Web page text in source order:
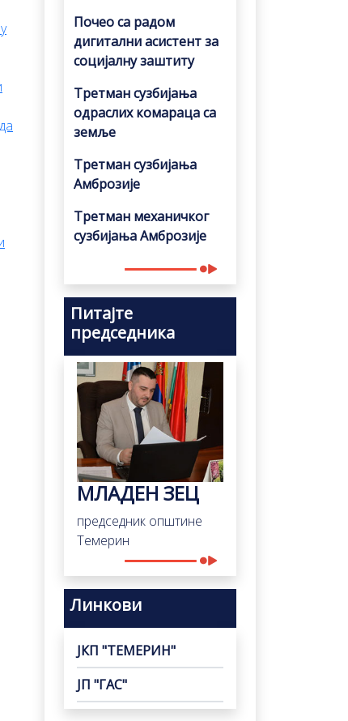
Почео са радом
дигитални асистент за
социјалну заштиту
Третман сузбијања
одраслих комараца са
земље
Третман сузбијања
Амброзије
Третман механичког
сузбијања Амброзије
Питајте
председника
МЛАДЕН ЗЕЦ
председник општине
Темерин
Линкови
ЈКП "ТЕМЕРИН"
ЈП "ГАС"